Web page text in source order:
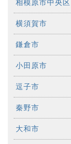
相模原市中央区
横須賀市
鎌倉市
小田原市
逗子市
秦野市
大和市